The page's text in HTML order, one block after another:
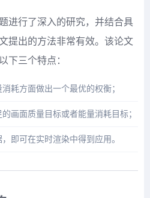
进行了深入的研究，并结合具
提出的方法非常有效。该论文
下三个特点：
耗方面做出一个最优的权衡；
画面质量目标或者能量消耗目标；
即可在实时渲染中得到应用。